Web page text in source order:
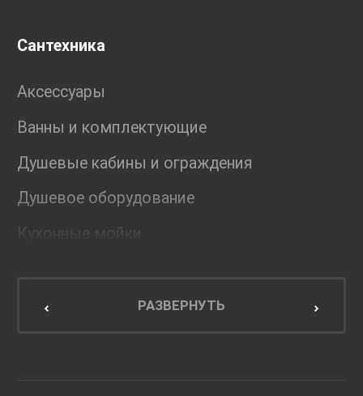
Сантехника
Аксессуары
Ванны и комплектующие
Душевые кабины и ограждения
Душевое оборудование
Кухонные мойки
Мебель для кухниРАЗВЕРНУТЬ